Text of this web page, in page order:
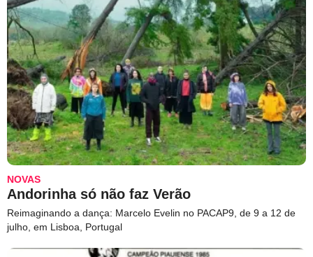
NOVAS
Andorinha só não faz Verão
Reimaginando a dança: Marcelo Evelin no PACAP9, de 9 a 12 de
julho, em Lisboa, Portugal